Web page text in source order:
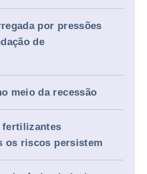
por pressões
de
meio da recessão
fertilizantes
os riscos persistem